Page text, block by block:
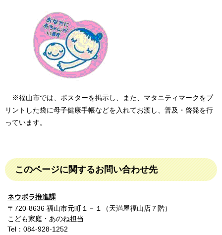
※福山市では、ポスターを掲示し、また、マタニティマークをプ
リントした袋に母子健康手帳などを入れてお渡し、普及・啓発を行
っています。
このページに関するお問い合わせ先
ネウボラ推進課
〒720-8636 福山市元町１－１（天満屋福山店７階）
こども家庭・あのね担当
Tel：084-928-1252